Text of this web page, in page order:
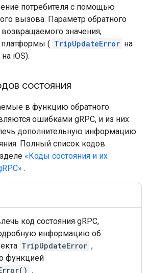
потребителя с помощью
вызова. Параметр обратного
значения,
( TripUpdateError на
на iOS).
состояния
в функцию обратного
ошибками gRPC, и из них
дополнительную информацию
Полный список кодов
«Коды состояния и их
.
код состояния gRPC,
информацию об
TripUpdateError ,
функцией
.